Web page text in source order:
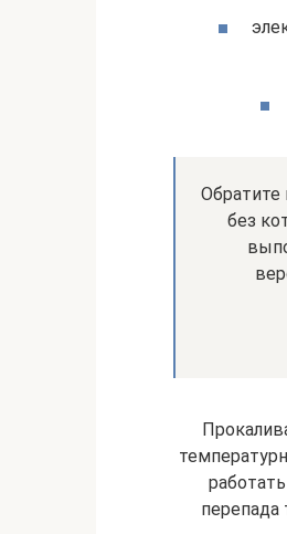
Обратите
без
перепада